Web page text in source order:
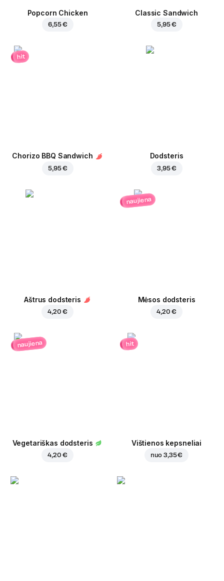
Popcorn Chicken
6,55 €
Classic Sandwich
5,95 €
hit
Chorizo BBQ Sandwich
5,95 €
Dodsteris
3,95 €
Aštrus dodsteris
4,20 €
naujiena
Mėsos dodsteris
4,20 €
naujiena
Vegetariškas dodsteris
4,20 €
hit
Vištienos kepsneliai
nuo3,35 €